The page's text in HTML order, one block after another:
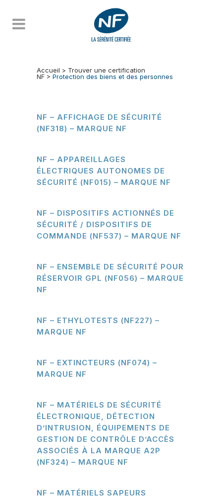
Accueil > Trouver une certification
NF > Protection des biens et des personnes
NF – AFFICHAGE DE SÉCURITÉ
(NF318) – MARQUE NF
NF – APPAREILLAGES
ÉLECTRIQUES AUTONOMES DE
SÉCURITÉ (NF015) – MARQUE NF
NF – DISPOSITIFS ACTIONNÉS DE
SÉCURITÉ / DISPOSITIFS DE
COMMANDE (NF537) – MARQUE NF
NF – ENSEMBLE DE SÉCURITÉ POUR
RÉSERVOIR GPL (NF056) – MARQUE
NF
NF – ETHYLOTESTS (NF227) –
MARQUE NF
NF – EXTINCTEURS (NF074) –
MARQUE NF
NF – MATÉRIELS DE SÉCURITÉ
ÉLECTRONIQUE, DÉTECTION
D’INTRUSION, ÉQUIPEMENTS DE
GESTION DE CONTRÔLE D’ACCÈS
ASSOCIÉS À LA MARQUE A2P
(NF324) – MARQUE NF
NF – MATÉRIELS SAPEURS